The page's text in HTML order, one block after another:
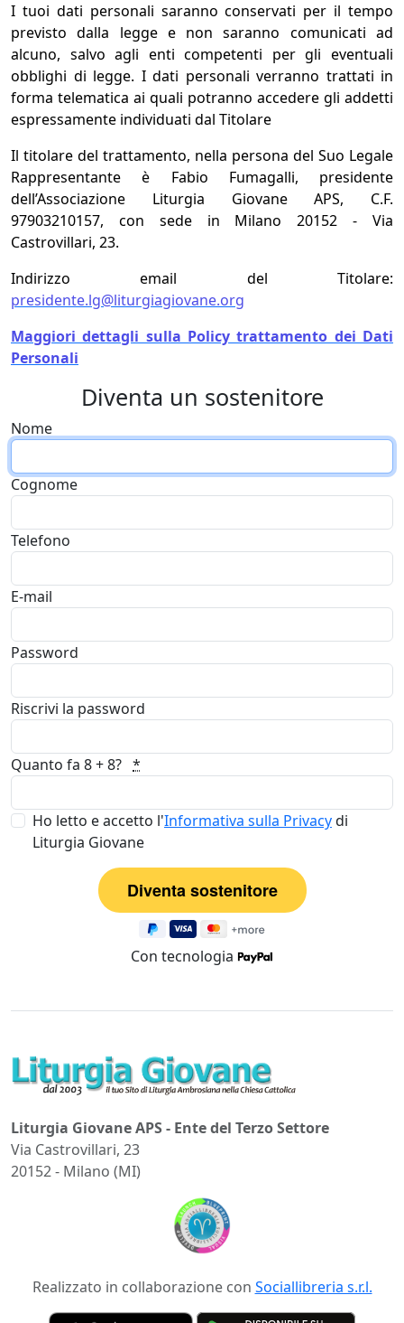
I tuoi dati personali saranno conservati per il tempo
previsto dalla legge e non saranno comunicati ad
alcuno, salvo agli enti competenti per gli eventuali
obblighi di legge. I dati personali verranno trattati in
forma telematica ai quali potranno accedere gli addetti
espressamente individuati dal Titolare
Il titolare del trattamento, nella persona del Suo Legale
Rappresentante è Fabio Fumagalli, presidente
dell’Associazione Liturgia Giovane APS, C.F.
97903210157, con sede in Milano 20152 - Via
Castrovillari, 23.
Indirizzo email del Titolare:
presidente.lg@liturgiagiovane.org
Maggiori dettagli sulla Policy trattamento dei Dati
Personali
Diventa un sostenitore
Nome
Cognome
Telefono
E-mail
Password
Riscrivi la password
Quanto fa 8 + 8? *
Ho letto e accetto l'Informativa sulla Privacydi
Liturgia Giovane
Con tecnologia
Liturgia Giovane APS - Ente del Terzo Settore
Via Castrovillari, 23
20152 - Milano (MI)
Realizzato in collaborazione con Sociallibreria s.r.l.